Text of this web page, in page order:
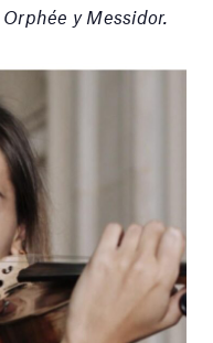
Orphée y Messidor.